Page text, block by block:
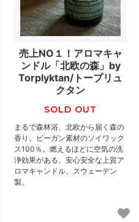
売上NO１！アロマキャ
ンドル「北欧の森」by
Torplyktan/トープリュ
クタン
SOLD OUT
まるで森林浴、北欧から届く森の
香り。ビーガン素材のソイワック
ス100％。燃えるほどに空気の洗
浄効果がある、安心安全な上質ア
ロマキャンドル。スウェーデン
製。